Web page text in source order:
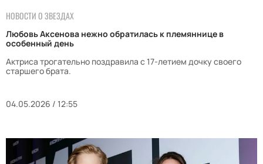
НОВОСТИ О ЗВЕЗДАХ
Любовь Аксенова нежно обратилась к племяннице в
особенный день
Актриса трогательно поздравила с 17-летием дочку своего
старшего брата.
04.05.2026 / 12:55